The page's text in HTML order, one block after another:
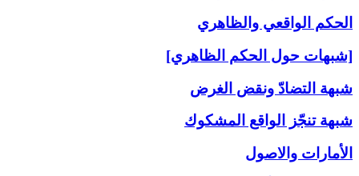
الحكم الواقعي والظاهري
[شبهات حول الحكم الظاهري]
شبهة التضادّ ونقض الغرض
شبهة تنجّز الواقع المشكوك
الأمارات والاصول